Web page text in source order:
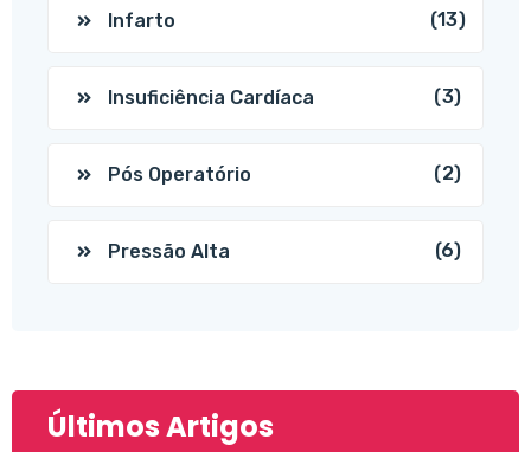
Infarto (13)
Insuficiência Cardíaca (3)
Pós Operatório (2)
Pressão Alta (6)
Últimos Artigos